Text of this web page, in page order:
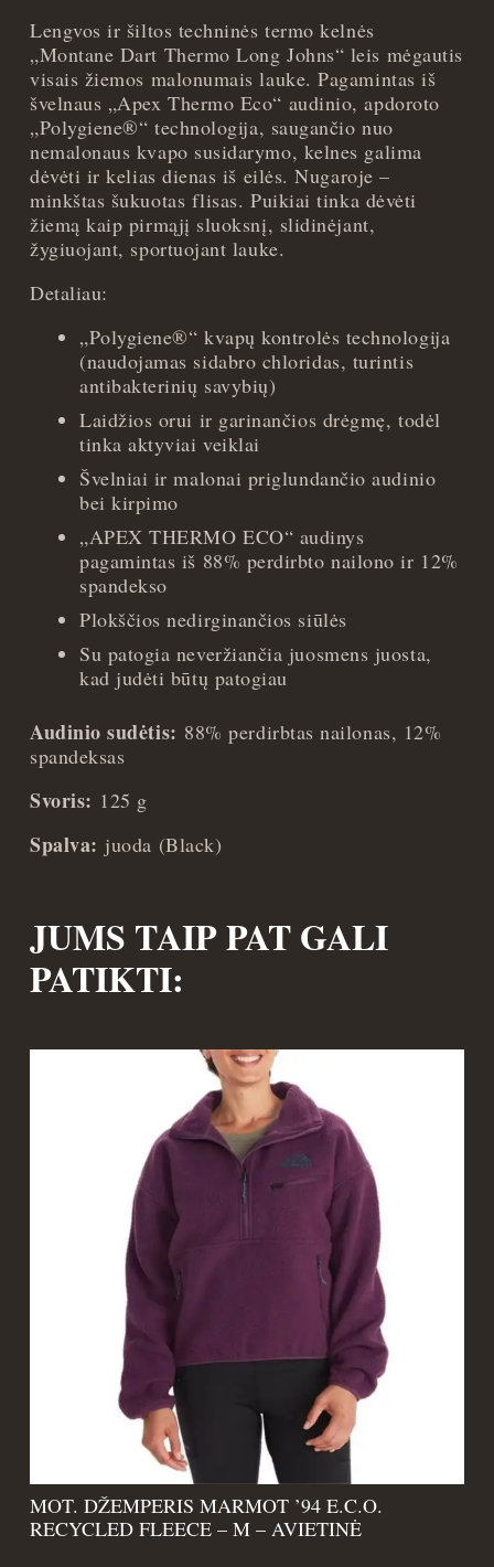
Janes
-
M
-
Bordinė
(Wineberry)
quantity
Lengvos ir šiltos techninės termo kelnės
„Montane Dart Thermo Long Johns“ leis mėgautis
visais žiemos malonumais lauke. Pagamintas iš
švelnaus „Apex Thermo Eco“ audinio, apdoroto
„Polygiene®“ technologija, saugančio nuo
nemalonaus kvapo susidarymo, kelnes galima
dėvėti ir kelias dienas iš eilės. Nugaroje –
minkštas šukuotas flisas. Puikiai tinka dėvėti
žiemą kaip pirmąjį sluoksnį, slidinėjant,
žygiuojant, sportuojant lauke.
Detaliau:
„Polygiene®“ kvapų kontrolės technologija
(naudojamas sidabro chloridas, turintis
antibakterinių savybių)
Laidžios orui ir garinančios drėgmę, todėl
tinka aktyviai veiklai
Švelniai ir malonai priglundančio audinio
bei kirpimo
„APEX THERMO ECO“ audinys
pagamintas iš 88% perdirbto nailono ir 12%
spandekso
Plokščios nedirginančios siūlės
Su patogia neveržiančia juosmens juosta,
kad judėti būtų patogiau
Audinio sudėtis: 88% perdirbtas nailonas, 12%
spandeksas
Svoris: 125 g
Spalva: juoda (Black)
JUMS TAIP PAT GALI
PATIKTI:
MOT. DŽEMPERIS MARMOT ’94 E.C.O.
RECYCLED FLEECE – M – AVIETINĖ